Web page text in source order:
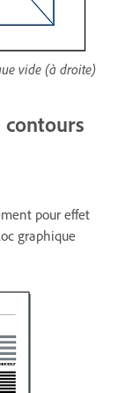
vide (à droite)
contours
pour effet
graphique